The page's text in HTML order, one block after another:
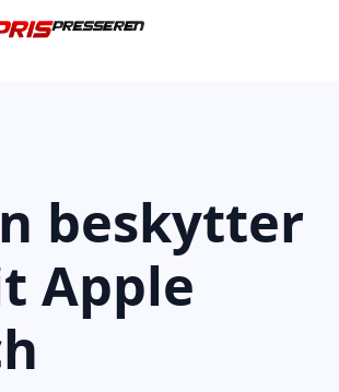
beskytter
Apple